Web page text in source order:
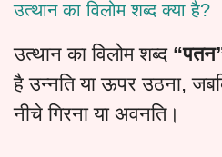
उत्थान का विलोम शब्द क्या है?
उत्थान का विलोम शब्द
है उन्नति या ऊपर उठना,
नीचे गिरना या अवनति।